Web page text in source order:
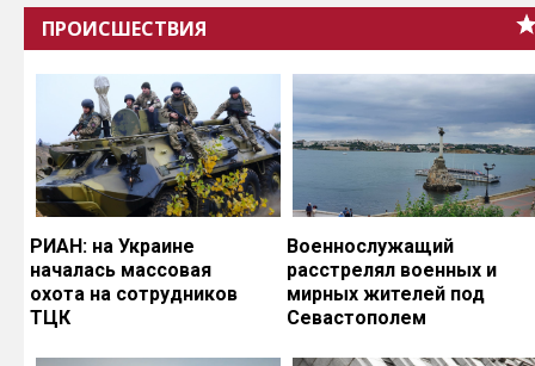
ПРОИСШЕСТВИЯ
РИАН: на Украине
началась массовая
охота на сотрудников
ТЦК
Военнослужащий
расстрелял военных и
мирных жителей под
Севастополем